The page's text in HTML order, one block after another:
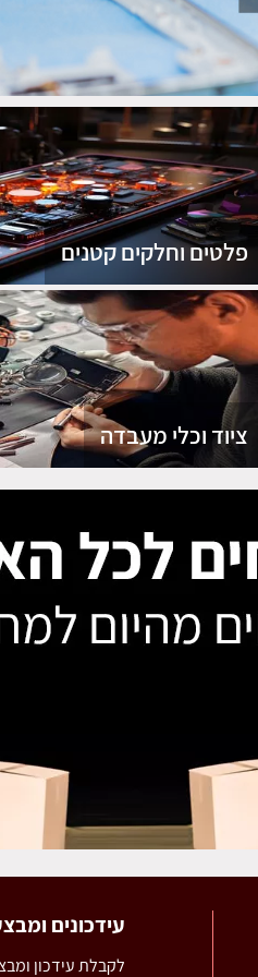
פלטים וחלקים קטנים
ציוד וכלי מעבדה
עידכונים
לקבלת עידכון